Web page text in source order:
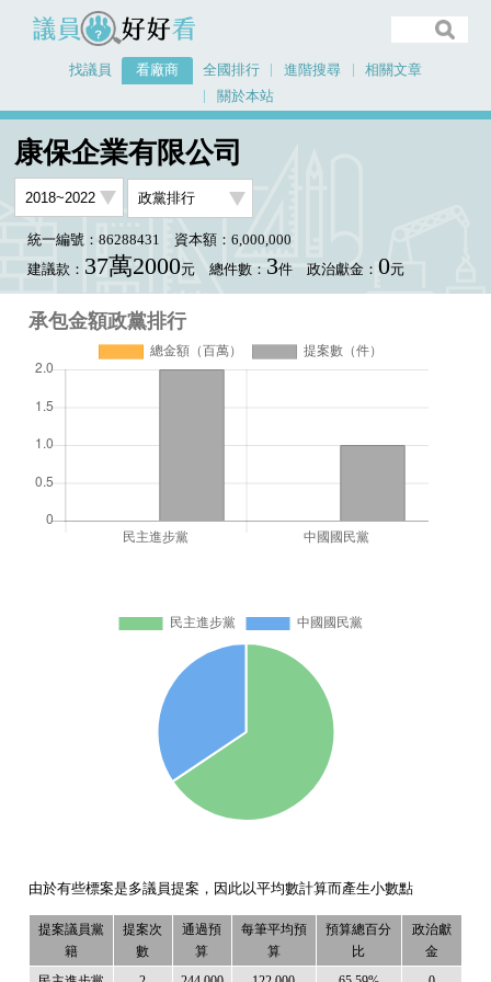
議員好好看
找議員 看廠商 全國排行 進階搜尋
相關文章
關於本站
康保企業有限公司
統一編號：86288431
資本額：6,000,000
建議款： 37萬2000元 總件數： 3件 政治獻金： 0元
承包金額政黨排行
由於有些標案是多議員提案，因此以平均數計算而產生小數點
提案議員黨
籍
提案次
數
通過預
算
每筆平均預
算
預算總百分
比
政治獻
金